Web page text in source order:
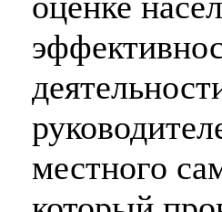
местного